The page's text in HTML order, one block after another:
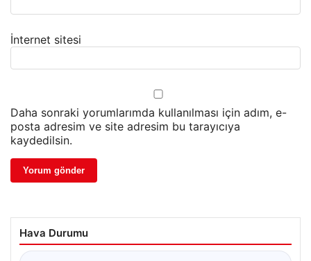
İnternet sitesi
Daha sonraki yorumlarımda kullanılması için adım, e-
posta adresim ve site adresim bu tarayıcıya
kaydedilsin.
Hava Durumu